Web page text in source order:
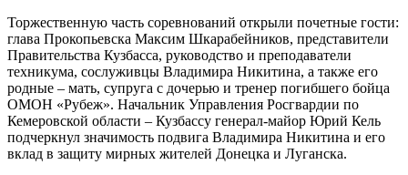
Торжественную часть соревнований открыли почетные гости:
глава Прокопьевска Максим Шкарабейников, представители
Правительства Кузбасса, руководство и преподаватели
техникума, сослуживцы Владимира Никитина, а также его
родные – мать, супруга с дочерью и тренер погибшего бойца
ОМОН «Рубеж». Начальник Управления Росгвардии по
Кемеровской области – Кузбассу генерал-майор Юрий Кель
подчеркнул значимость подвига Владимира Никитина и его
вклад в защиту мирных жителей Донецка и Луганска.